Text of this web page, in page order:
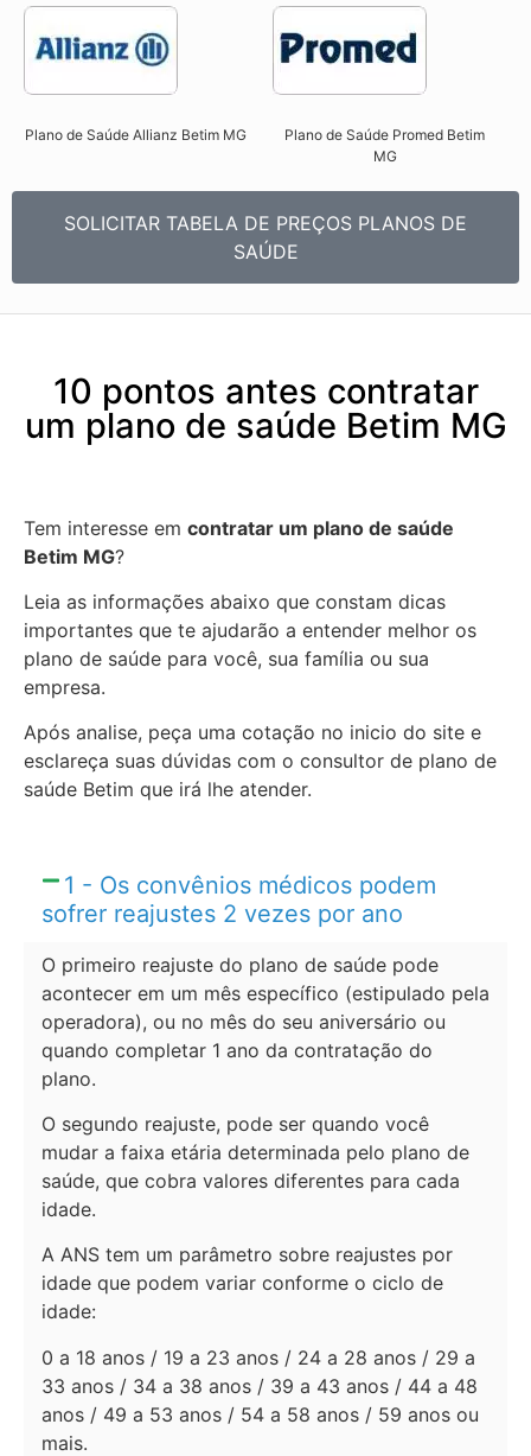
Plano de Saúde Allianz Betim MG​
Plano de Saúde Promed Betim
MG​
SOLICITAR TABELA DE PREÇOS PLANOS DE
SAÚDE
10 pontos antes contratar
um plano de saúde Betim MG
Tem interesse em contratar um plano de saúde
Betim MG?
Leia as informações abaixo que constam dicas
importantes que te ajudarão a entender melhor os
plano de saúde para você, sua família ou sua
empresa.
Após analise, peça uma cotação no inicio do site e
esclareça suas dúvidas com o consultor de plano de
saúde Betim que irá lhe atender.
1 - Os convênios médicos podem
sofrer reajustes 2 vezes por ano
O primeiro reajuste do plano de saúde pode
acontecer em um mês específico (estipulado pela
operadora), ou no mês do seu aniversário ou
quando completar 1 ano da contratação do
plano.
O segundo reajuste, pode ser quando você
mudar a faixa etária determinada pelo plano de
saúde, que cobra valores diferentes para cada
idade.
A ANS tem um parâmetro sobre reajustes por
idade que podem variar conforme o ciclo de
idade:
0 a 18 anos / 19 a 23 anos / 24 a 28 anos / 29 a
33 anos / 34 a 38 anos / 39 a 43 anos / 44 a 48
anos / 49 a 53 anos / 54 a 58 anos / 59 anos ou
mais.